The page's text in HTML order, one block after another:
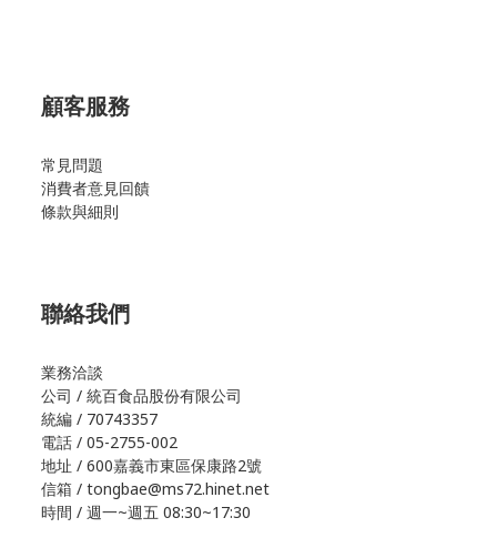
顧客服務
常見問題
消費者意見回饋
條款與細則
聯絡我們
業務洽談
公司 / 統百食品股份有限公司
統編 / 70743357
電話 / 05-2755-002
地址 / 600嘉義市東區保康路2號
信箱 / tongbae@ms72.hinet.net
時間 / 週一~週五 08:30~17:30